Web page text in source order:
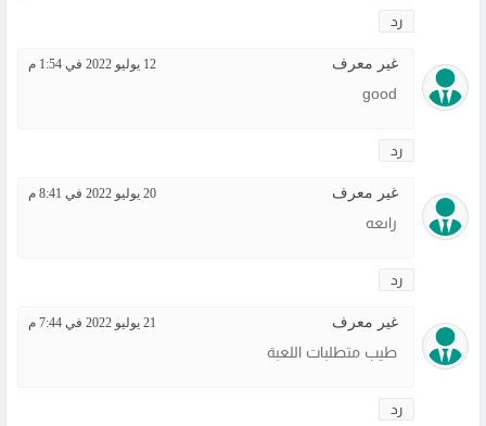
رد
غير معرف 12 يوليو 2022 في 1:54 م
good
رد
غير معرف 20 يوليو 2022 في 8:41 م
راىعه
رد
غير معرف 21 يوليو 2022 في 7:44 م
طيب متطلبات اللعبة
رد